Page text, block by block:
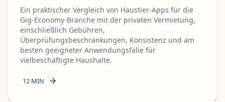
Ein praktischer Vergleich von Haustier-Apps für die
Gig-Economy-Branche mit der privaten Vermietung,
einschließlich Gebühren,
Überprüfungsbeschränkungen, Konsistenz und am
besten geeigneter Anwendungsfälle für
vielbeschäftigte Haushalte.
12 MIN